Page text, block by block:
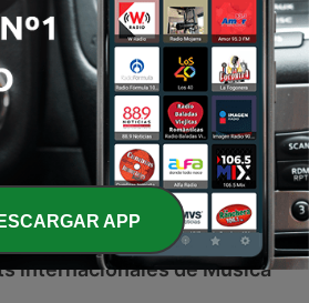
JOSE ALFREDO JIMENEZ
EN NOCHE DE ROMANCE
internacionales de Música
APP